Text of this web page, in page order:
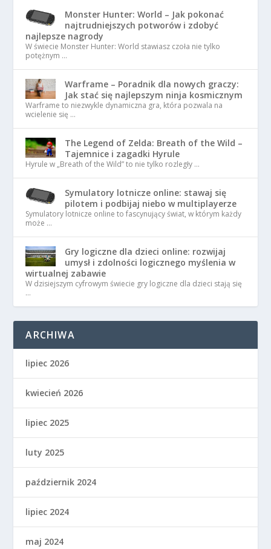
Monster Hunter: World – Jak pokonać
najtrudniejszych potworów i zdobyć
najlepsze nagrody
W świecie Monster Hunter: World stawiasz czoła nie tylko
potężnym …
Warframe – Poradnik dla nowych graczy:
Jak stać się najlepszym ninja kosmicznym
Warframe to niezwykle dynamiczna gra, która pozwala na
wcielenie się …
The Legend of Zelda: Breath of the Wild –
Tajemnice i zagadki Hyrule
Hyrule w „Breath of the Wild” to nie tylko rozległy …
Symulatory lotnicze online: stawaj się
pilotem i podbijaj niebo w multiplayerze
Symulatory lotnicze online to fascynujący świat, w którym każdy
może …
Gry logiczne dla dzieci online: rozwijaj
umysł i zdolności logicznego myślenia w
wirtualnej zabawie
W dzisiejszym cyfrowym świecie gry logiczne dla dzieci stają się
…
ARCHIWA
lipiec 2026
kwiecień 2026
lipiec 2025
luty 2025
październik 2024
lipiec 2024
maj 2024